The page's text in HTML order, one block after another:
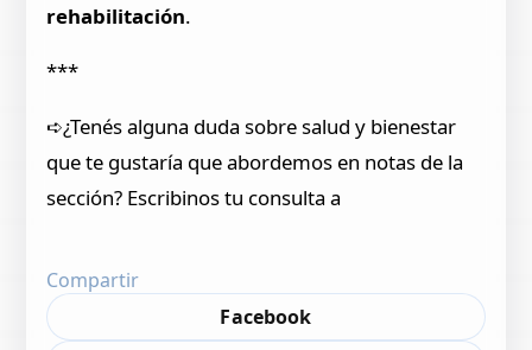
rehabilitación.
***
➪¿Tenés alguna duda sobre salud y bienestar
que te gustaría que abordemos en notas de la
sección? Escribinos tu consulta a
Compartir
Facebook